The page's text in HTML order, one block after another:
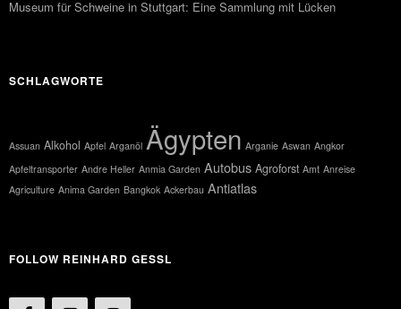
Museum für Schweine in Stuttgart: Eine Sammlung mit Lücken
SCHLAGWORTE
Assuan Alkohol Apfel Arganöl Ägypten Arganie Aswan Angkor
Apfeltransporter Andre Heller Anmia Garden Autobus Agroforst Amt Anreise
Agriculture Anima Garden Bangkok Ackerbau Antiatlas
FOLLOW REINHARD GESSL